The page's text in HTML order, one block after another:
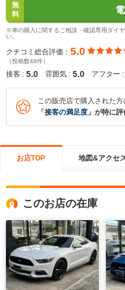
無
料
※車の購入に関するご相談・確認専用ダイ
い。
クチコミ総合評価： 5.0
（投稿数48件）
接客 : 5.0 雰囲気 : 5.0 アフター :
この販売店で購入された
「 接客の満足度 」が特に
お店TOP 地図&アクセ
このお店の在庫